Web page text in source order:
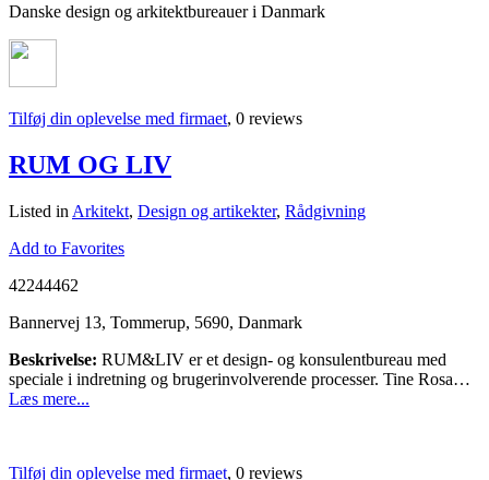
Danske design og arkitektbureauer i Danmark
Tilføj din oplevelse med firmaet, 0 reviews
RUM OG LIV
Listed in Arkitekt, Design og artikekter, Rådgivning
Add to Favorites
42244462
Bannervej 13, Tommerup, 5690, Danmark
Beskrivelse: RUM&LIV er et design- og konsulentbureau med
speciale i indretning og brugerinvolverende processer. Tine Rosa…
Læs mere...
Tilføj din oplevelse med firmaet, 0 reviews